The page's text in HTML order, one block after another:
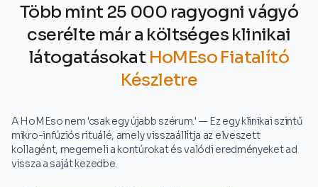
Több mint 25 000 ragyogni vágyó
cserélte már a költséges klinikai
látogatásokat HoMEso Fiatalító
Készletre
A HoMEso nem 'csak egy újabb szérum.' — Ez egy klinikai szintű
mikro-infúziós rituálé, amely visszaállítja az elveszett
kollagént, megemeli a kontúrokat és valódi eredményeket ad
vissza a saját kezedbe.